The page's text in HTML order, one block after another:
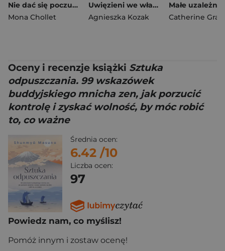
Nie dać się poczuciu winy. O tym, co nam przeszkadza w życiu
Mona Chollet
Uwięzieni we własnej głowie. Jak zrozumieć przeszłość i mieć szczęśliwsze życie
Agnieszka Kozak
Catherine Gray
Oceny i recenzje książki Sztuka
odpuszczania. 99 wskazówek
buddyjskiego mnicha zen, jak porzucić
kontrolę i zyskać wolność, by móc robić
to, co ważne
Średnia ocen:
6.42 /10
Liczba ocen:
97
Powiedz nam, co myślisz!
Pomóż innym i zostaw ocenę!